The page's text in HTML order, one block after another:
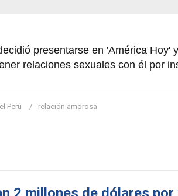
presentarse en 'América Hoy'
relaciones sexuales con él por
Perú relación amorosa